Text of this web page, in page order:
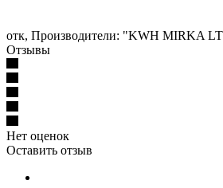
отк, Производители: "KWH MIRKA
Отзывы
Нет оценок
Оставить отзыв